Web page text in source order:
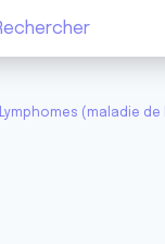
Lymphomes (maladie